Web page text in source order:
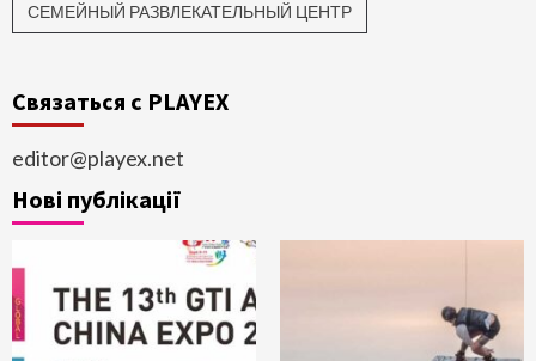
СЕМЕЙНЫЙ РАЗВЛЕКАТЕЛЬНЫЙ ЦЕНТР
Связаться с PLAYEX
editor@playex.net
Нові публікації